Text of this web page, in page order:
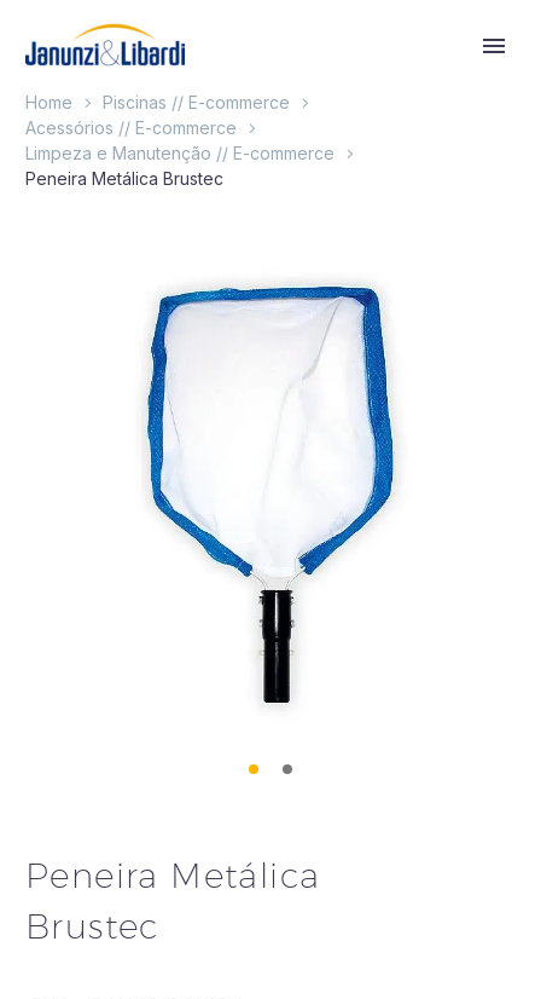
Home
Piscinas // E-commerce
Acessórios // E-commerce
Limpeza e Manutenção // E-commerce
Peneira Metálica Brustec
Peneira Metálica
Brustec